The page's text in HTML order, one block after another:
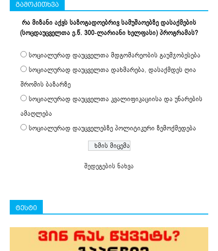
გამოკითხვა
რა მიზანი აქვს საზოგადოებრივ სამუშაოებზე დასაქმების
(სოცდაუცველთა ე.წ. 300-ლარიანი ხელფასი) პროგრამას?
სოციალურად დაუცველთა მდგომარეობის გაუმჯობესება
სოციალურად დაუცველთა დახმარება, დასაქმდეს ღია
შრომის ბაზარზე
სოციალურად დაუცველთა კვალიფიკაციისა და უნარების
ამაღლება
სოციალურად დაუცველებზე პოლიტიკური ზემოქმედება
შედეგების ნახვა
ტესტი